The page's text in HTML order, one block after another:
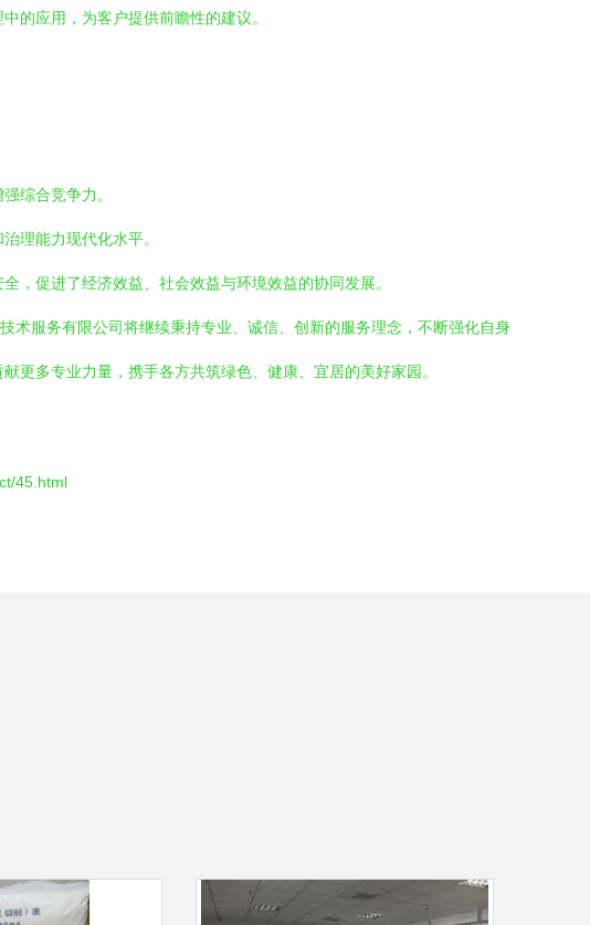
的应用，为客户提供前瞻性的建议。
综合竞争力。
理能力现代化水平。
，促进了经济效益、社会效益与环境效益的协同发展。
术服务有限公司将继续秉持专业、诚信、创新的服务理念，不断强化自身
更多专业力量，携手各方共筑绿色、健康、宜居的美好家园。
45.html